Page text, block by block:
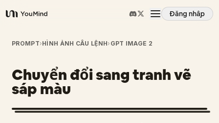
YouMind
Đăng nhập
Tổng quan
Các trường hợp sử dụng
Kỹ năng
PROMPT›HÌNH ẢNH CÂU LỆNH› GPT IMAGE 2
Chuyển đổi sang tranh vẽ
sáp màu